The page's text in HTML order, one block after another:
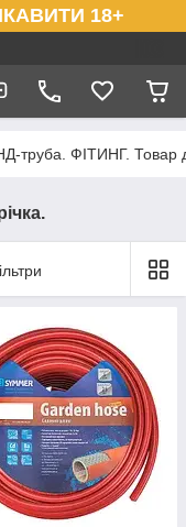
18+
труба. ФІТИНГ. Товар